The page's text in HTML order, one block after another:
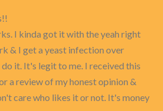
I kinda got it with the yeah right
& I get a yeast infection over
it. It's legit to me. I received this
a review of my honest opinion &
care who likes it or not. It's money